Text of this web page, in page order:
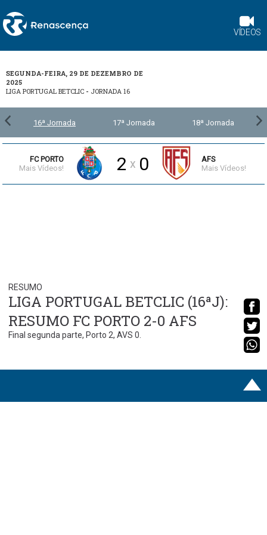
VÍDEOS
SEGUNDA-FEIRA, 29 DE DEZEMBRO DE
2025
LIGA PORTUGAL BETCLIC - JORNADA 16
16ª Jornada 17ª Jornada 18ª Jornada
FC PORTO
Mais Vídeos!
2 x 0
AFS
Mais Vídeos!
RESUMO
LIGA PORTUGAL BETCLIC (16ªJ):
RESUMO FC PORTO 2-0 AFS
Final segunda parte, Porto 2, AVS 0.